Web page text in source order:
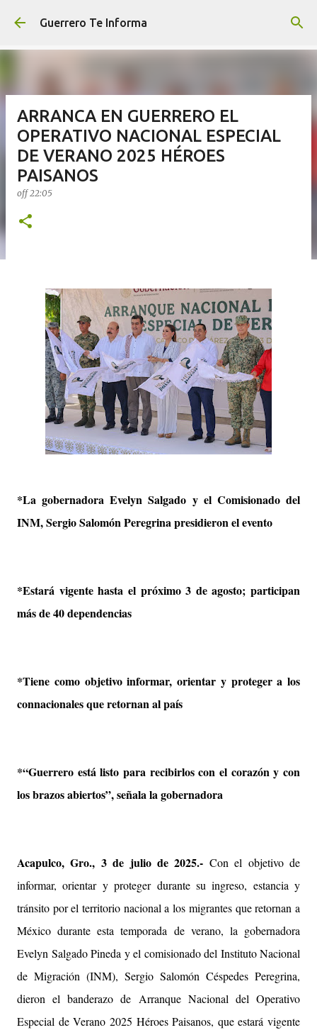
Ir al contenido principal
Guerrero Te Informa
ARRANCA EN GUERRERO EL
OPERATIVO NACIONAL ESPECIAL
DE VERANO 2025 HÉROES
PAISANOS
off22:05
*La gobernadora Evelyn Salgado y el Comisionado del
INM, Sergio Salomón Peregrina presidieron el evento
*Estará vigente hasta el próximo 3 de agosto; participan
más de 40 dependencias
*Tiene como objetivo informar, orientar y proteger a los
connacionales que retornan al país
*“Guerrero está listo para recibirlos con el corazón y con
los brazos abiertos”, señala la gobernadora
Acapulco, Gro., 3 de julio de 2025.- Con el objetivo de
informar, orientar y proteger durante su ingreso, estancia y
tránsito por el territorio nacional a los migrantes que retornan a
México durante esta temporada de verano, la gobernadora
Evelyn Salgado Pineda y el comisionado del Instituto Nacional
de Migración (INM), Sergio Salomón Céspedes Peregrina,
dieron el banderazo de Arranque Nacional del Operativo
Especial de Verano 2025 Héroes Paisanos, que estará vigente